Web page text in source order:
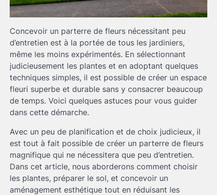
Concevoir un parterre de fleurs nécessitant peu
d’entretien est à la portée de tous les jardiniers,
même les moins expérimentés. En sélectionnant
judicieusement les plantes et en adoptant quelques
techniques simples, il est possible de créer un espace
fleuri superbe et durable sans y consacrer beaucoup
de temps. Voici quelques astuces pour vous guider
dans cette démarche.
Avec un peu de planification et de choix judicieux, il
est tout à fait possible de créer un parterre de fleurs
magnifique qui ne nécessitera que peu d’entretien.
Dans cet article, nous aborderons comment choisir
les plantes, préparer le sol, et concevoir un
aménagement esthétique tout en réduisant les